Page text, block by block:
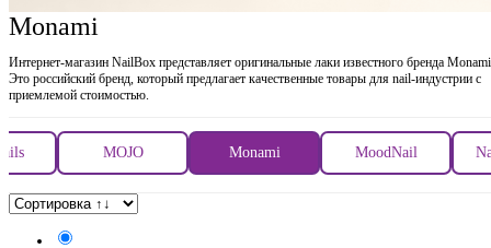
Monami
Интернет-магазин NailBox представляет оригинальные лаки известного бренда
Это российский бренд, который предлагает качественные товары для nail-индустрии с
приемлемой стоимостью.
MOJO Monami MoodNail